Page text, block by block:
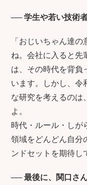
──学生や若い技術
「おじいちゃん達
ね。会社に入ると先
は、その時代を背負
います。しかし、令
な研究を考えるのは
よ。
時代・ルール・しが
領域をどんどん自分
ンドセットを期待し
──最後に、関口さ